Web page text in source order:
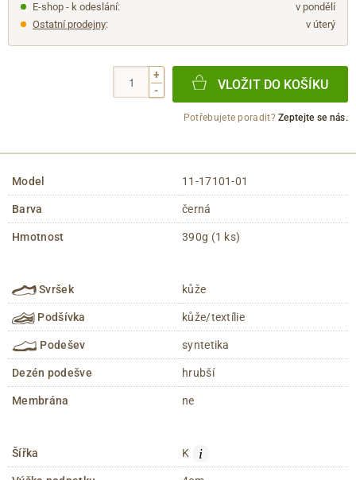
E-shop - k odeslání:
v pondělí
Ostatní prodejny: v úterý
+
-
VLOŽIT DO KOŠÍKU
Potřebujete poradit?Zeptejte se nás.
Model 11-17101-01
Barva černá
Hmotnost 390g (1 ks)
Svršek kůže
Podšívka kůže/textílie
Podešev syntetika
Dezén podešve hrubší
Membrána ne
Šířka K i